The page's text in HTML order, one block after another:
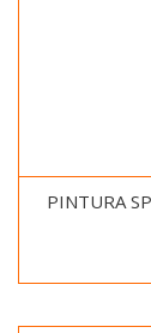
PINTURA